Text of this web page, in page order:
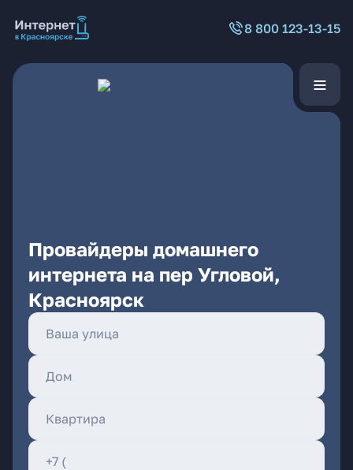
8 800 123-13-15
Провайдеры домашнего
интернета на пер Угловой,
Красноярск